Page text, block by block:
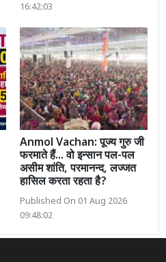
16:42:03
Anmol Vachan: पूज्य गुरु जी
फरमाते हैं... वो इन्सान पल-पल
असीम शांति, परमानन्द, लज्जत
हासिल करता रहता है?
Published On 01 Aug 2026
09:48:02